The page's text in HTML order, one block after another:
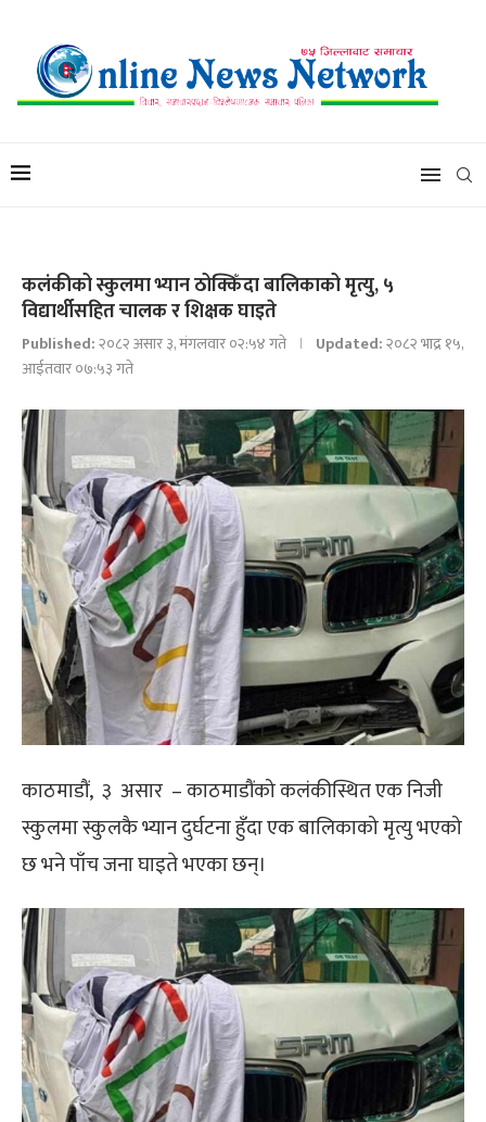
कलंकीको स्कुलमा भ्यान ठोक्किँदा बालिकाको मृत्यु, ५
विद्यार्थीसहित चालक र शिक्षक घाइते
Published:२०८२ असार ३, मंगलवार ०२:५४ गते Updated:२०८२ भाद्र १५,
आईतवार ०७:५३ गते
काठमाडौं, ३ असार – काठमाडौंको कलंकीस्थित एक निजी
स्कुलमा स्कुलकै भ्यान दुर्घटना हुँदा एक बालिकाको मृत्यु भएको
छ भने पाँच जना घाइते भएका छन्।